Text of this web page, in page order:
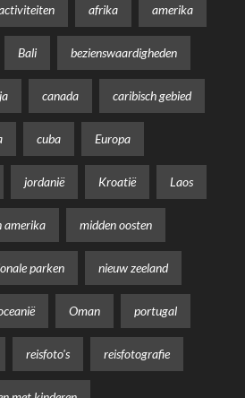
afrika amerika
Bali bezienswaardigheden
canada caribisch gebied
cuba Europa
jordanië Kroatië Laos
amerika midden oosten
parken nieuw zeeland
Oman portugal
reisfoto's reisfotografie